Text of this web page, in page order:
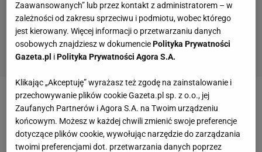
Zobacz wideoBrązowy medal męskiej sztafety na
MŚ w short tracku! Michał Niewiński: Dało się to
rozegrać lepiej
Zaawansowanych” lub przez kontakt z administratorem – w
zależności od zakresu sprzeciwu i podmiotu, wobec którego
jest kierowany. Więcej informacji o przetwarzaniu danych
osobowych znajdziesz w dokumenciePolityka Prywatności
Gazeta.pl iPolityka Prywatności Agora S.A.
Klikając „Akceptuję” wyrażasz też zgodę na zainstalowanie i
przechowywanie plików cookie Gazeta.pl sp. z o.o., jej
Zaufanych Partnerów i Agora S.A. na Twoim urządzeniu
końcowym. Możesz w każdej chwili zmienić swoje preferencje
dotyczące plików cookie, wywołując narzędzie do zarządzania
twoimi preferencjami dot. przetwarzania danych poprzez